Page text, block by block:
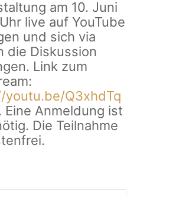
am 10. Juni
live auf YouTube
und sich via
die Diskussion
Link zum
youtu.be/Q3xhdTq
Eine Anmeldung ist
Die Teilnahme